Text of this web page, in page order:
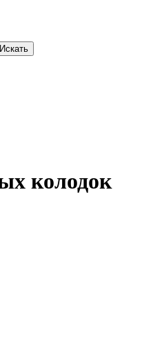
Искать
колодок